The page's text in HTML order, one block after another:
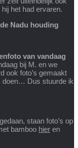
het had ervaren.
Nadu houding
van vandaag
bij M. en we
ook foto’s gemaakt
doen… Dus stuurde ik
staan foto’s op
bamboo hier en